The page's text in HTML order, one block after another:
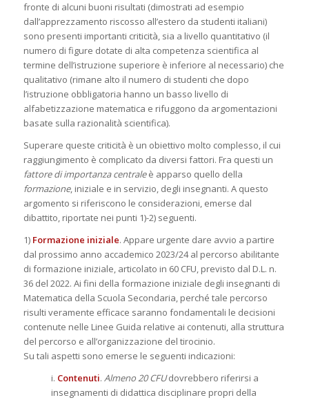
fronte di alcuni buoni risultati (dimostrati ad esempio
dall’apprezzamento riscosso all’estero da studenti italiani)
sono presenti importanti criticità, sia a livello quantitativo (il
numero di figure dotate di alta competenza scientifica al
termine dell’istruzione superiore è inferiore al necessario) che
qualitativo (rimane alto il numero di studenti che dopo
l’istruzione obbligatoria hanno un basso livello di
alfabetizzazione matematica e rifuggono da argomentazioni
basate sulla razionalità scientifica).
Superare queste criticità è un obiettivo molto complesso, il cui
raggiungimento è complicato da diversi fattori. Fra questi un
fattore di importanza centraleè apparso quello della
formazione, iniziale e in servizio, degli insegnanti. A questo
argomento si riferiscono le considerazioni, emerse dal
dibattito, riportate nei punti 1)-2) seguenti.
1) Formazione iniziale. Appare urgente dare avvio a partire
dal prossimo anno accademico 2023/24 al percorso abilitante
di formazione iniziale, articolato in 60 CFU, previsto dal D.L. n.
36 del 2022. Ai fini della formazione iniziale degli insegnanti di
Matematica della Scuola Secondaria, perché tale percorso
risulti veramente efficace saranno fondamentali le decisioni
contenute nelle Linee Guida relative ai contenuti, alla struttura
del percorso e all’organizzazione del tirocinio.
Su tali aspetti sono emerse le seguenti indicazioni:
i. Contenuti. Almeno 20 CFUdovrebbero riferirsi a
insegnamenti di didattica disciplinare propri della